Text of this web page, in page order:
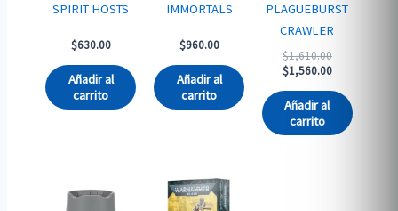
SPIRIT HOSTS
$630.00
Añadir al
carrito
IMMORTALS
$960.00
Añadir al
carrito
PLAGUEBURST
CRAWLER
$1,610.00Original
price
$1,610.00.
$1,560.00Current
$1,560.00.
Añadir al
carrito